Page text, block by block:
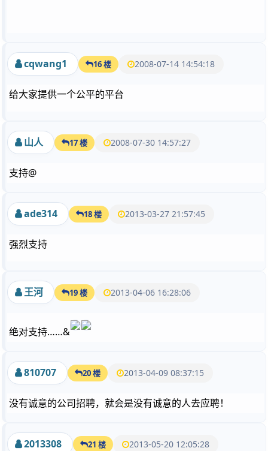
cqwang1 16 楼 2008-07-14 14:54:18
给大家提供一个公平的平台
山人 17 楼 2008-07-30 14:57:27
支持@
ade314 18 楼 2013-03-27 21:57:45
强烈支持
王河 19 楼 2013-04-06 16:28:06
绝对支持……&
810707 20 楼 2013-04-09 08:37:15
没有诚意的公司招聘，就会是没有诚意的人去应聘！
2013308 21 楼 2013-05-20 12:05:28